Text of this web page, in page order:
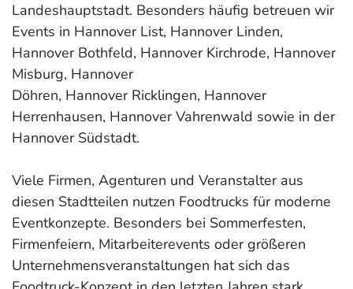
Landeshauptstadt. Besonders häufig betreuen wir
Events in Hannover List, Hannover Linden,
Hannover Bothfeld, Hannover Kirchrode, Hannover
Misburg, Hannover
Döhren, Hannover Ricklingen, Hannover
Herrenhausen, Hannover Vahrenwald sowie in der
Hannover Südstadt.
Viele Firmen, Agenturen und Veranstalter aus
diesen Stadtteilen nutzen Foodtrucks für moderne
Eventkonzepte. Besonders bei Sommerfesten,
Firmenfeiern, Mitarbeiterevents oder größeren
Unternehmensveranstaltungen hat sich das